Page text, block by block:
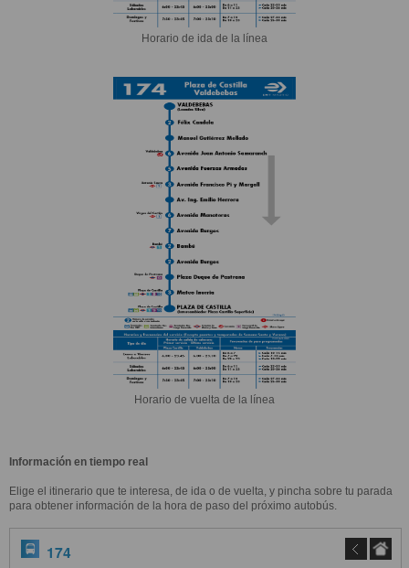
Horario de ida de la línea
Horario de vuelta de la línea
Información en tiempo real
Elige el itinerario que te interesa, de ida o de vuelta, y pincha sobre tu parada
para obtener información de la hora de paso del próximo autobús.